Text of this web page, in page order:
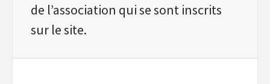
de l’association qui se sont inscrits
sur le site.